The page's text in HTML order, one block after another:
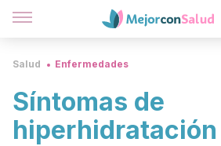
Salud Enfermedades
Síntomas de
hiperhidratación